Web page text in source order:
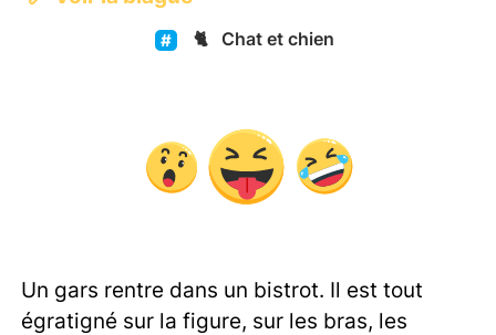
🐈 Chat et chien
Un gars rentre dans un bistrot. Il est tout
égratigné sur la figure, sur les bras, les